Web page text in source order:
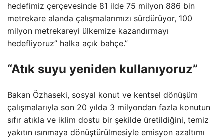
hedefimiz çerçevesinde 81 ilde 75 milyon 886 bin
metrekare alanda çalışmalarımızı sürdürüyor, 100
milyon metrekareyi ülkemize kazandırmayı
hedefliyoruz” halka açık bahçe.”
“Atık suyu yeniden kullanıyoruz”
Bakan Özhaseki, sosyal konut ve kentsel dönüşüm
çalışmalarıyla son 20 yılda 3 milyondan fazla konutun
sıfır atıkla ve iklim dostu bir şekilde üretildiğini, temiz
yakıtın ısınmaya dönüştürülmesiyle emisyon azaltımı